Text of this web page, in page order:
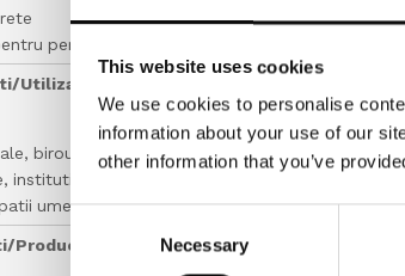
This website uses cookies
We use cookies to personalise
information about your use of our
other information that you’ve
Consent
Selection
Necessary
perete
Utilizare
birouri
institutii publice
umede
Producator
Gerflor MURAL
154.79 Lei